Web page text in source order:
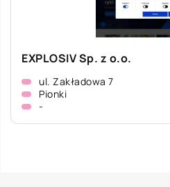
EXPLOSIV Sp. z o.o.
ul. Zakładowa 7
Pionki
-